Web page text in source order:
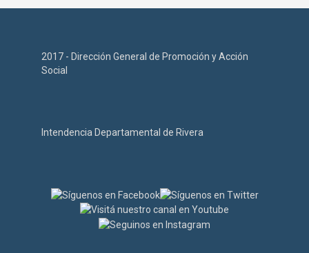
2017 - Dirección General de Promoción y Acción
Social
Intendencia Departamental de Rivera